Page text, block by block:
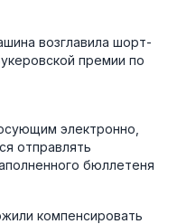
возглавила шорт-
премии по
электронно,
отправлять
бюллетеня
компенсировать